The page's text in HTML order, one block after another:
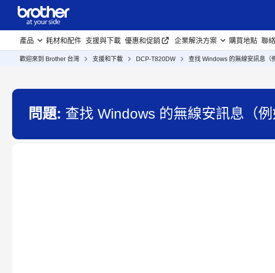
產品 耗材和配件 支援與下載 優惠和促銷 企業解決方案 購買地點 聯
歡迎來到 Brother 台灣 支援和下載 DCP-T820DW 查找 Windows 的無線安訊息（
問題: 查找 Windows 的無線安訊息（